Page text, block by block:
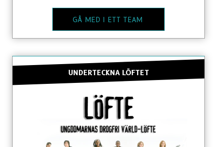
GÅ MED I ETT TEAM
UNDERTECKNA LÖFTET